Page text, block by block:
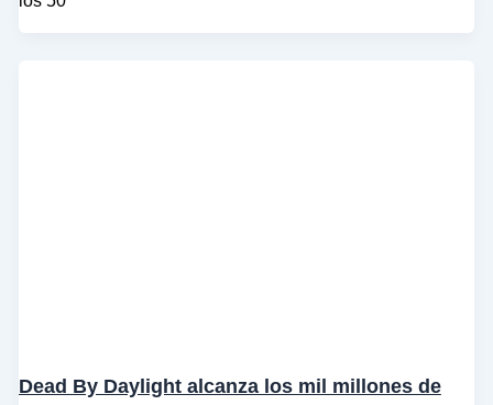
Dead By Daylight alcanza los mil millones de